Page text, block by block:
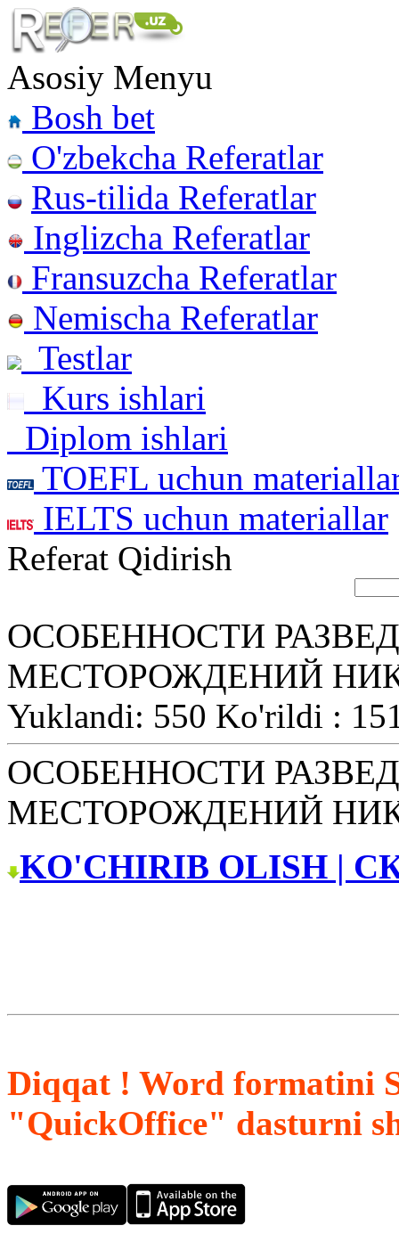
Asosiy Menyu
Bosh bet
O'zbekcha Referatlar
Rus-tilida Referatlar
Inglizcha Referatlar
Fransuzcha Referatlar
Nemischa Referatlar
Testlar
Kurs ishlari
Diplom ishlari
TOEFL uchun
IELTS uchun materiallar
Referat Qidirish
ОСОБЕННОСТИ
МЕСТОРОЖДЕНИЙ
Yuklandi: 550 Ko'rildi :
ОСОБЕННОСТИ
МЕСТОРОЖДЕНИЙ
KO'CHIRIB OLISH |
Diqqat ! Word formatini
"QuickOffice" dasturni